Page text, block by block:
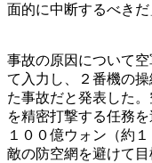
面的に中断するべきだ
事故の原因について
て入力し、２番機の
た事故だと発表した
を精密打撃する任務
１００億ウォン（約
敵の防空網を避けて